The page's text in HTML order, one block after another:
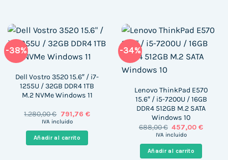
-38%
Dell Vostro 3520 15.6″ / i7-
1255U / 32GB DDR4 1TB
M.2 NVMe Windows 11
1.280,00€ El
precio
era:
1.280,00 €.
791,76 €El
IVA incluido
Añadir al carrito
-34%
Lenovo ThinkPad E570
15.6″ / i5-7200U / 16GB
DDR4 512GB M.2 SATA
Windows 10
688,00€ El
precio
era:
688,00 €.
457,00€El
IVA incluido
Añadir al carrito